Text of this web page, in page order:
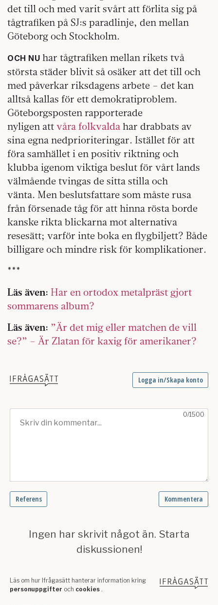
det till och med varit svårt att förlita sig på
tågtrafiken på SJ:s paradlinje, den mellan
Göteborg och Stockholm.
OCH NU har tågtrafiken mellan rikets två
största städer blivit så osäker att det till och
med påverkar riksdagens arbete – det kan
alltså kallas för ett demokratiproblem.
Göteborgsposten rapporterade
nyligen att våra folkvalda har drabbats av
sina egna nedprioriteringar. Istället för att
föra samhället i en positiv riktning och
klubba igenom viktiga beslut för vårt lands
välmående tvingas de sitta stilla och
vänta. Men beslutsfattare som måste rusa
från försenade tåg för att hinna rösta borde
kanske rikta blickarna mot alternativa
resesätt; varför inte boka en flygbiljett? Både
billigare och mindre risk för komplikationer.
***
Läs även: Har en ortodox metalpräst gjort
sommarens album?
Läs även: ”Är det mig eller matchen de vill
se?” – Är Zlatan för kaxig för amerikaner?